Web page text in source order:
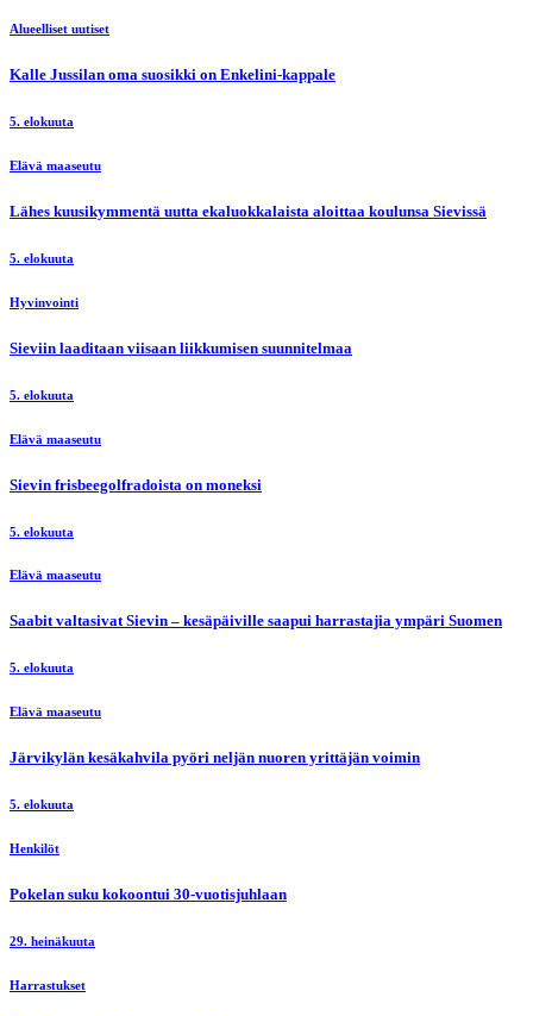
Alueelliset uutiset
Kalle Jussilan oma suosikki on Enkelini-kappale
5. elokuuta
Elävä maaseutu
Lähes kuusikymmentä uutta ekaluokkalaista aloittaa koulunsa Sievissä
5. elokuuta
Hyvinvointi
Sieviin laaditaan viisaan liikkumisen suunnitelmaa
5. elokuuta
Elävä maaseutu
Sievin frisbeegolfradoista on moneksi
5. elokuuta
Elävä maaseutu
Saabit valtasivat Sievin – kesäpäiville saapui harrastajia ympäri Suomen
5. elokuuta
Elävä maaseutu
Järvikylän kesäkahvila pyöri neljän nuoren yrittäjän voimin
5. elokuuta
Henkilöt
Pokelan suku kokoontui 30-vuotisjuhlaan
29. heinäkuuta
Harrastukset